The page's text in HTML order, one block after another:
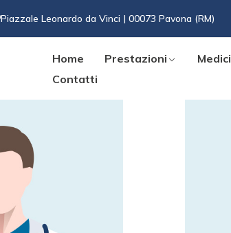
Piazzale Leonardo da Vinci | 00073 Pavona (RM)
Home Prestazioni Medici
Contatti